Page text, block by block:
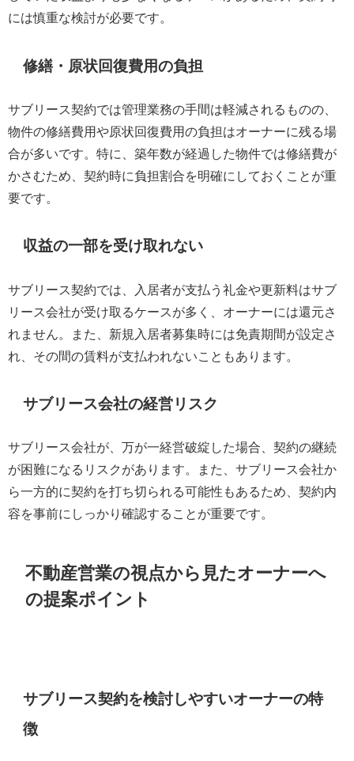
には慎重な検討が必要です。
修繕・原状回復費用の負担
サブリース契約では管理業務の手間は軽減されるものの、
物件の修繕費用や原状回復費用の負担はオーナーに残る場
合が多いです。特に、築年数が経過した物件では修繕費が
かさむため、契約時に負担割合を明確にしておくことが重
要です。
収益の一部を受け取れない
サブリース契約では、入居者が支払う礼金や更新料はサブ
リース会社が受け取るケースが多く、オーナーには還元さ
れません。また、新規入居者募集時には免責期間が設定さ
れ、その間の賃料が支払われないこともあります。
サブリース会社の経営リスク
サブリース会社が、万が一経営破綻した場合、契約の継続
が困難になるリスクがあります。また、サブリース会社か
ら一方的に契約を打ち切られる可能性もあるため、契約内
容を事前にしっかり確認することが重要です。
不動産営業の視点から見たオーナーへ
の提案ポイント
サブリース契約を検討しやすいオーナーの特
徴